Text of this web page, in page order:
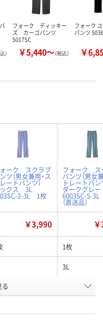
）
フォーク ディッキー
ズ カーゴパンツ
5017SC
￥5,440～（税込）
フォーク
パンツ
￥
ーク スクラブ
ツ（男女兼用・ス
ートパンツ）
クス 3L
2-3L 1枚
フォーク ス
パンツ（男女
トレートパ
ダークグ
6003SC-5-
（直送品）
￥3,990
1枚
3L
クス ダークグレー